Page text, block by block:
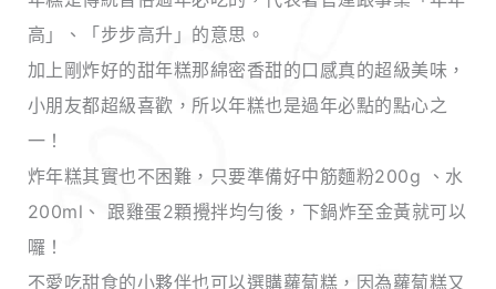
高」、「步步高升」的意思。
加上剛炸好的甜年糕那綿密香甜的口感真的超級美味，
小朋友都超級喜歡，所以年糕也是過年必點的點心之
一！
炸年糕其實也不困難，只要準備好中筋麵粉200g 、水
200ml、 跟雞蛋2顆攪拌均勻後，下鍋炸至金黃就可以
囉！
不愛吃甜食的小夥伴也可以選購蘿蔔糕，因為蘿蔔糕又